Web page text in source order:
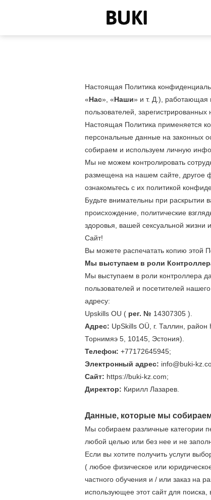
Настоящая Политика
«Нас», «Наши» и т. Д.), работающая
пользователей, зарегистрированных
Настоящая Политика применяется
персональные данные на законных
собираем и используем личную
Мы не можем контролировать
размещена на нашем сайте, другое
ознакомьтесь с их политикой
Будьте внимательны при
происхождение, политические
здоровья, вашей сексуальной жизни
Сайт!
Вы можете распечатать копию этой
Мы выступаем в роли
Мы выступаем в роли контроллера
пользователей и посетителей
адресу:
Upskills OU ( рег. № 14307305 ).
Адрес: UpSkills OÜ, г. Таллин,
Торнимяэ 5, 10145, Эстония).
Телефон: +77172645945;
Электронный адрес: info@buki-
Сайт: https://buki-kz.com;
Директор: Кирилл Лазарев.
Данные, которые мы
Мы собираем различные категории
любой целью или без нее и не
Если вы хотите получить услуги
( любое физическое или
частного обучения и / или заказ на
использующее этот сайт для